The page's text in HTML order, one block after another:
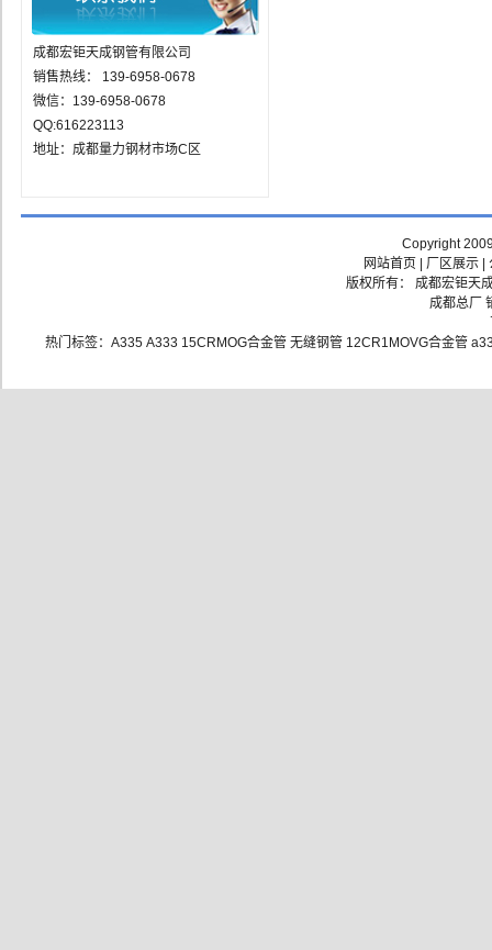
成都宏钜天成钢管有限公司
销售热线： 139-6958-0678
微信：139-6958-0678
QQ:616223113
地址：成都量力钢材市场C区
Copyright
网站首页
厂区展示|
版权所有： 成都宏钜天
成都总厂
热门标签： A335 A333 15CRMOG合金管 无缝钢管 12CR1MOVG合金管